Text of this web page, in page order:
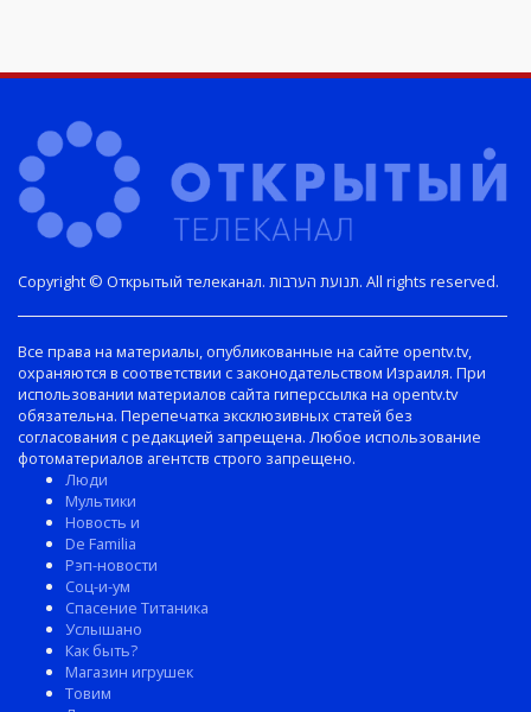
Copyright © Открытый телеканал. תנועת הערבות. All rights reserved.
Все права на материалы, опубликованные на сайте opentv.tv,
охраняются в соответствии с законодательством Израиля. При
использовании материалов сайта гиперссылка на opentv.tv
обязательна. Перепечатка эксклюзивных статей без
согласования с редакцией запрещена. Любое использование
фотоматериалов агентств строго запрещено.
Люди
Мультики
Новость и
De Familia
Рэп-новости
Соц-и-ум
Спасение Титаника
Услышано
Как быть?
Магазин игрушек
Товим